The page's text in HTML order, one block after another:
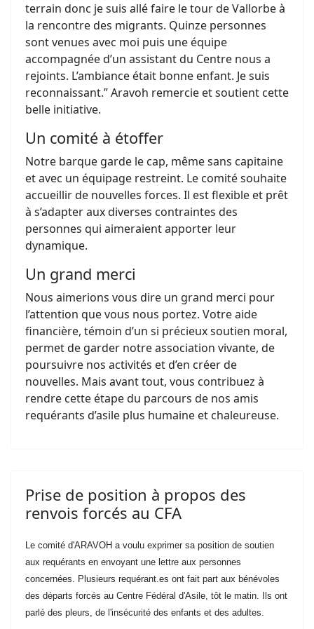
terrain donc je suis allé faire le tour de Vallorbe à
la rencontre des migrants. Quinze personnes
sont venues avec moi puis une équipe
accompagnée d’un assistant du Centre nous a
rejoints. L’ambiance était bonne enfant. Je suis
reconnaissant.” Aravoh remercie et soutient cette
belle initiative.
Un comité à étoffer
Notre barque garde le cap, même sans capitaine
et avec un équipage restreint. Le comité souhaite
accueillir de nouvelles forces. Il est flexible et prêt
à s’adapter aux diverses contraintes des
personnes qui aimeraient apporter leur
dynamique.
Un grand merci
Nous aimerions vous dire un grand merci pour
l’attention que vous nous portez. Votre aide
financière, témoin d’un si précieux soutien moral,
permet de garder notre association vivante, de
poursuivre nos activités et d’en créer de
nouvelles. Mais avant tout, vous contribuez à
rendre cette étape du parcours de nos amis
requérants d’asile plus humaine et chaleureuse.
Prise de position à propos des
renvois forcés au CFA
Le comité d'ARAVOH a voulu exprimer sa position de soutien
aux requérants en envoyant une lettre aux personnes
concernées. Plusieurs requérant.es ont fait part aux bénévoles
des départs forcés au Centre Fédéral d'Asile, tôt le matin. Ils ont
parlé des pleurs, de l'insécurité des enfants et des adultes.